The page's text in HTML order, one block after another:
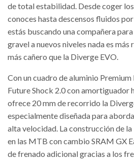
de total estabilidad. Desde coger
conoces hasta descensos fluidos
estás buscando una compañera
gravel a nuevos niveles nada es
más cañero que la Diverge EVO.
Con un cuadro de aluminio
Future Shock 2.0 con amortiguador
ofrece 20 mm de recorrido la
especialmente diseñada para
alta velocidad. La construcción de
en las MTB con cambio SRAM GX
de frenado adicional gracias a los